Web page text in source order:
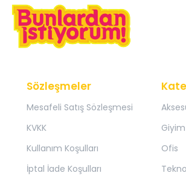
Sözleşmeler
Mesafeli Satış Sözleşmesi
KVKK
Kullanım Koşulları
İptal İade Koşulları
Giyim
Ofis